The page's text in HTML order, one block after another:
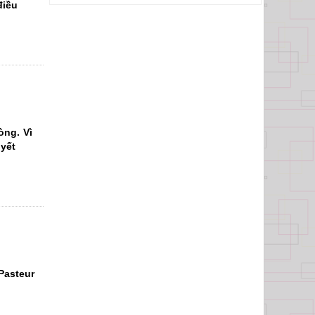
- Hà
Cán bộ
thí sinh
Vì